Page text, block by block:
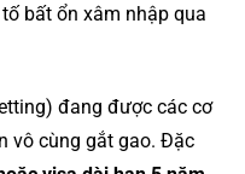
bất ổn xâm nhập qua
đang được các cơ
vô cùng gắt gao. Đặc